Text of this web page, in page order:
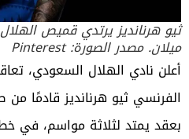
ثيو هرنانديز يرتدي قميص
ميلان. مصدر الصورة: Pinterest
أعلن نادي الهلال السعودي،
الفرنسي ثيو هرنانديز قادمًا
بعقد يمتد لثلاثة مواسم، في